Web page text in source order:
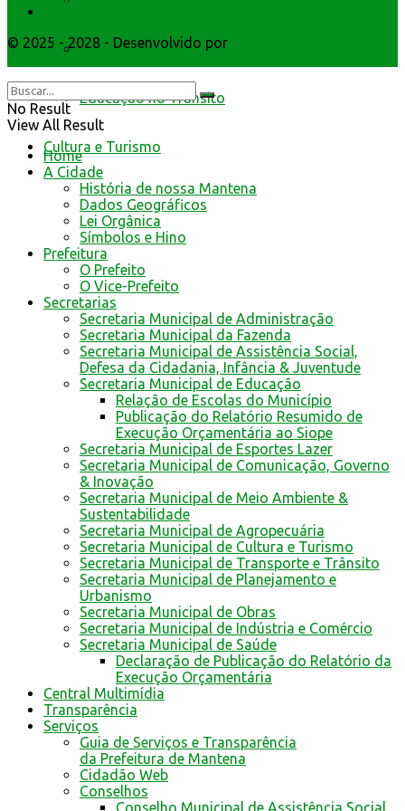
Formulários de defesa
Educação no Trânsito
Cultura e Turismo
© 2025 - 2028 - Desenvolvido por
No Result
View All Result
Home
A Cidade
História de nossa Mantena
Dados Geográficos
Lei Orgânica
Símbolos e Hino
Prefeitura
O Prefeito
O Vice-Prefeito
Secretarias
Secretaria Municipal de Administração
Secretaria Municipal da Fazenda
Secretaria Municipal de Assistência Social,
Defesa da Cidadania, Infância & Juventude
Secretaria Municipal de Educação
Relação de Escolas do Município
Publicação do Relatório Resumido de
Execução Orçamentária ao Siope
Secretaria Municipal de Esportes Lazer
Secretaria Municipal de Comunicação, Governo
& Inovação
Secretaria Municipal de Meio Ambiente &
Sustentabilidade
Secretaria Municipal de Agropecuária
Secretaria Municipal de Cultura e Turismo
Secretaria Municipal de Transporte e Trânsito
Secretaria Municipal de Planejamento e
Urbanismo
Secretaria Municipal de Obras
Secretaria Municipal de Indústria e Comércio
Secretaria Municipal de Saúde
Declaração de Publicação do Relatório da
Execução Orçamentária
Central Multimídia
Transparência
Serviços
Guia de Serviços e Transparência
da Prefeitura de Mantena
Cidadão Web
Conselhos
Conselho Municipal de Assistência Social